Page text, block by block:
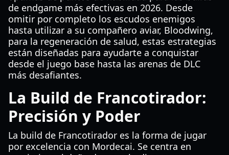
de endgame más efectivas en 2026. Desde
omitir por completo los escudos enemigos
hasta utilizar a su compañero aviar, Bloodwing,
para la regeneración de salud, estas estrategias
están diseñadas para ayudarte a conquistar
desde el juego base hasta las arenas de DLC
más desafiantes.
La Build de Francotirador:
Precisión y Poder
La build de Francotirador es la forma de jugar
por excelencia con Mordecai. Se centra en